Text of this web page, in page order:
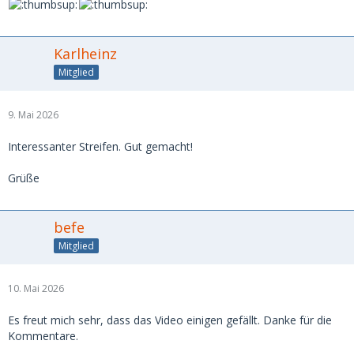
Karlheinz
Mitglied
9. Mai 2026
Interessanter Streifen. Gut gemacht!
Grüße
befe
Mitglied
10. Mai 2026
Es freut mich sehr, dass das Video einigen gefällt. Danke für die
Kommentare.